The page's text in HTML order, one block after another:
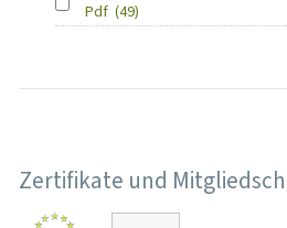
Pdf (49)
Zertifikate und